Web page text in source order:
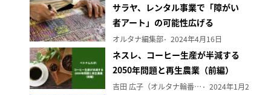
サラヤ、レンタル事業で「障がい
者アート」の可能性広げる
オルタナ編集部 2024年4月16日
ネスレ、コーヒー生産が半減する
2050年問題と再生農業（前編）
吉田 広子（オルタナ輪番編集長） 2024年1月29日